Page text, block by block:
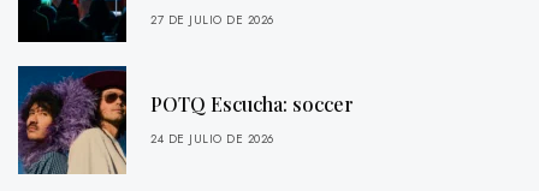
27 DE JULIO DE 2026
POTQ Escucha: soccer
24 DE JULIO DE 2026